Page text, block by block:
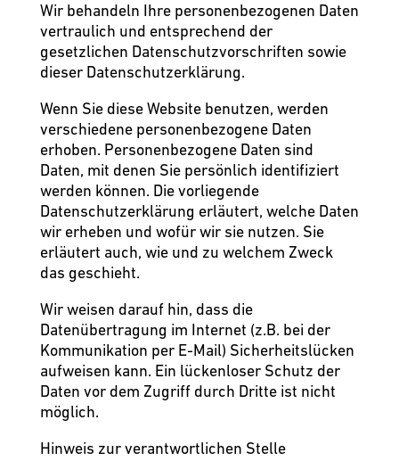
Wir behandeln Ihre personenbezogenen Daten
vertraulich und entsprechend der
gesetzlichen Datenschutzvorschriften sowie
dieser Datenschutzerklärung.
Wenn Sie diese Website benutzen, werden
verschiedene personenbezogene Daten
erhoben. Personenbezogene Daten sind
Daten, mit denen Sie persönlich identifiziert
werden können. Die vorliegende
Datenschutzerklärung erläutert, welche Daten
wir erheben und wofür wir sie nutzen. Sie
erläutert auch, wie und zu welchem Zweck
das geschieht.
Wir weisen darauf hin, dass die
Datenübertragung im Internet (z.B. bei der
Kommunikation per E-Mail) Sicherheitslücken
aufweisen kann. Ein lückenloser Schutz der
Daten vor dem Zugriff durch Dritte ist nicht
möglich.
Hinweis zur verantwortlichen Stelle